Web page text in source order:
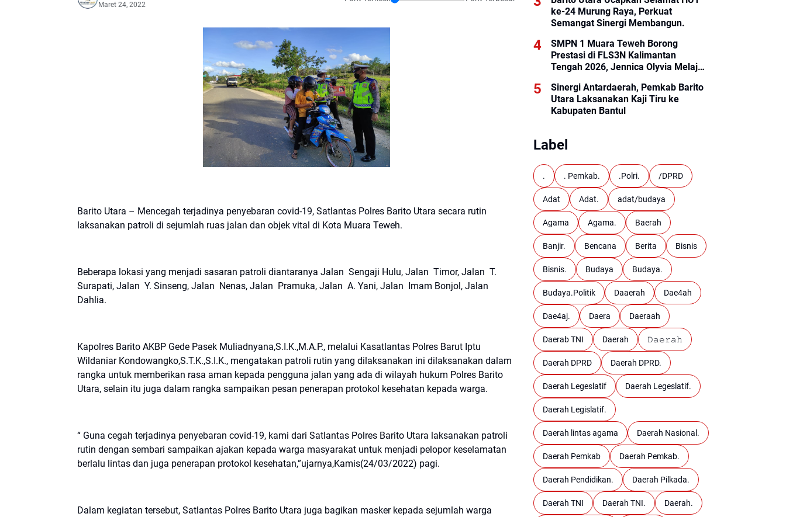
Maret 24, 2022
Barito Utara – Mencegah terjadinya penyebaran covid-19, Satlantas Polres Barito Utara secara rutin
laksanakan patroli di sejumlah ruas jalan dan objek vital di Kota Muara Teweh.
Beberapa lokasi yang menjadi sasaran patroli diantaranya Jalan Sengaji Hulu, Jalan Timor, Jalan T.
Surapati, Jalan Y. Sinseng, Jalan Nenas, Jalan Pramuka, Jalan A. Yani, Jalan Imam Bonjol, Jalan
Dahlia.
Kapolres Barito AKBP Gede Pasek Muliadnyana,S.I.K.,M.A.P., melalui Kasatlantas Polres Barut Iptu
Wildaniar Kondowangko,S.T.K.,S.I.K., mengatakan patroli rutin yang dilaksanakan ini dilaksanakan dalam
rangka untuk memberikan rasa aman kepada pengguna jalan yang ada di wilayah hukum Polres Barito
Utara, selain itu juga dalam rangka sampaikan pesan penerapan protokol kesehatan kepada warga.
“ Guna cegah terjadinya penyebaran covid-19, kami dari Satlantas Polres Barito Utara laksanakan patroli
rutin dengan sembari sampaikan ajakan kepada warga masyarakat untuk menjadi pelopor keselamatan
berlalu lintas dan juga penerapan protokol kesehatan,”ujarnya,Kamis(24/03/2022) pagi.
Dalam kegiatan tersebut, Satlantas Polres Barito Utara juga bagikan masker kepada sejumlah warga
ke-24 Murung Raya, Perkuat
Semangat Sinergi Membangun.
SMPN 1 Muara Teweh Borong
Prestasi di FLS3N Kalimantan
Tengah 2026, Jennica Olyvia Melaju
Sinergi Antardaerah, Pemkab Barito
Utara Laksanakan Kaji Tiru ke
Kabupaten Bantul
Label
. . Pemkab. .Polri. /DPRD
Adat Adat. adat/budaya
Agama Agama. Baerah
Banjir. Bencana Berita Bisnis
Bisnis. Budaya Budaya.
Budaya.Politik Daaerah Dae4ah
Dae4aj. Daera Daeraah
Daerab TNI Daerah 𝙳𝚊𝚎𝚛𝚊𝚑
Daerah DPRD Daerah DPRD.
Daerah Legeslatif Daerah Legeslatif.
Daerah Legislatif.
Daerah lintas agama Daerah Nasional.
Daerah Pemkab Daerah Pemkab.
Daerah Pendidikan. Daerah Pilkada.
Daerah TNI Daerah TNI. Daerah.